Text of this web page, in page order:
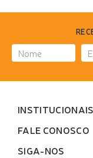
INSTITUCIONAIS
FALE CONOSCO
SIGA-NOS